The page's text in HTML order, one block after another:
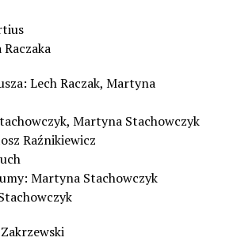
Lech Raczak, Martyna
Martyna Stachowczyk
Raźnikiewicz
Martyna Stachowczyk